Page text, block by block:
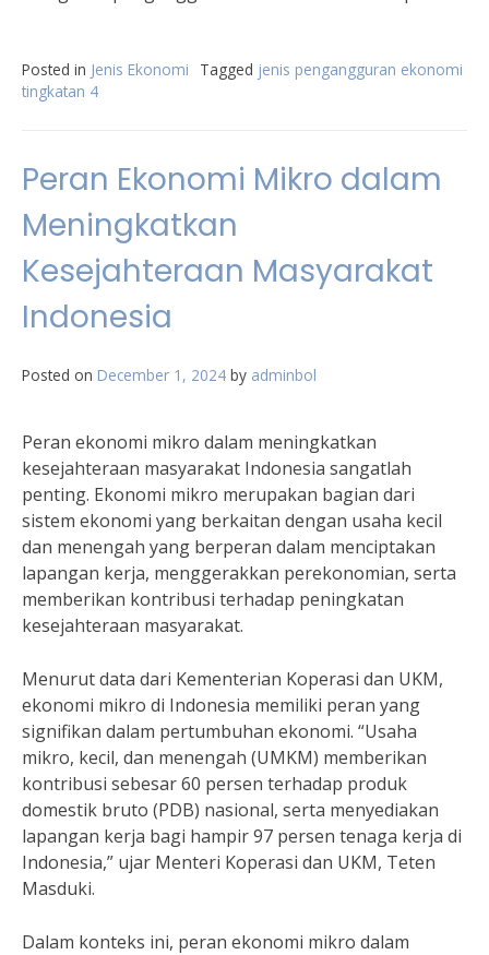
Posted in Jenis Ekonomi Tagged jenis pengangguran ekonomi
tingkatan 4
Peran Ekonomi Mikro dalam
Meningkatkan
Kesejahteraan Masyarakat
Indonesia
Posted on December 1, 2024 by adminbol
Peran ekonomi mikro dalam meningkatkan
kesejahteraan masyarakat Indonesia sangatlah
penting. Ekonomi mikro merupakan bagian dari
sistem ekonomi yang berkaitan dengan usaha kecil
dan menengah yang berperan dalam menciptakan
lapangan kerja, menggerakkan perekonomian, serta
memberikan kontribusi terhadap peningkatan
kesejahteraan masyarakat.
Menurut data dari Kementerian Koperasi dan UKM,
ekonomi mikro di Indonesia memiliki peran yang
signifikan dalam pertumbuhan ekonomi. “Usaha
mikro, kecil, dan menengah (UMKM) memberikan
kontribusi sebesar 60 persen terhadap produk
domestik bruto (PDB) nasional, serta menyediakan
lapangan kerja bagi hampir 97 persen tenaga kerja di
Indonesia,” ujar Menteri Koperasi dan UKM, Teten
Masduki.
Dalam konteks ini, peran ekonomi mikro dalam